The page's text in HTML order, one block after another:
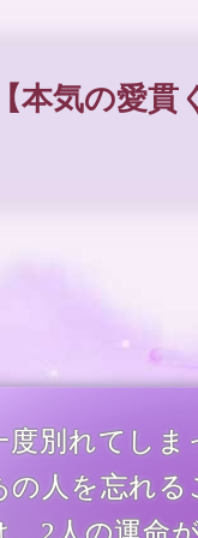
本気の愛貫
度別れてし
の人を忘れ